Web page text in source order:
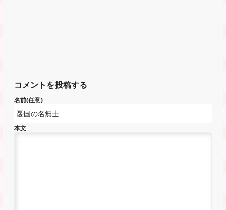
コメントを投稿する
名前(任意)
本文